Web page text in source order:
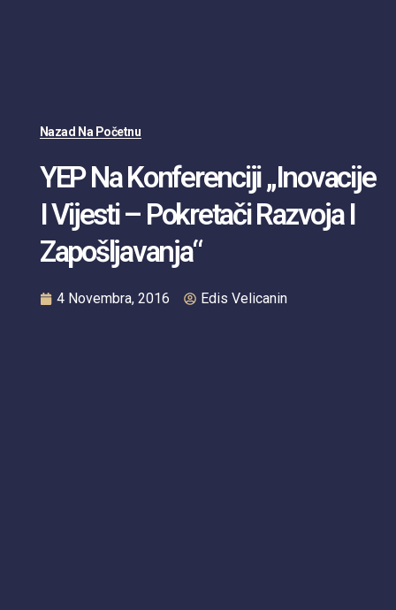
Nazad Na Početnu
YEP Na Konferenciji „Inovacije
I Vijesti – Pokretači Razvoja I
Zapošljavanja“
4 Novembra, 2016 Edis Velicanin